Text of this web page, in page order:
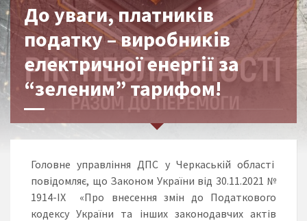
До уваги, платників
податку – виробників
електричної енергії за
“зеленим” тарифом!
Головне управління ДПС у Черкаській області
повідомляє, що Законом України від 30.11.2021 №
1914-IX «Про внесення змін до Податкового
кодексу України та інших законодавчих актів